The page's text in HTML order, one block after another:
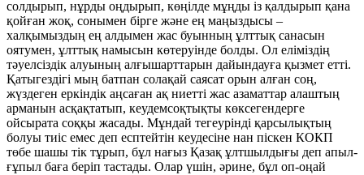
солдырып, нұрды оңдырып, көңілде мұңды із қалдырып қана
қойған жоқ, сонымен бірге және ең маңыздысы –
халқымыздың ең алдымен жас буынның ұлттық санасын
оятумен, ұлттық намысын көтеруінде болды. Ол еліміздің
тәуелсіздік алуының алғышарттарын дайындауға қызмет етті.
Қатыгездігі мың батпан солақай саясат орын алған соң,
жүздеген еркіндік аңсаған ақ ниетті жас азаматтар алаштың
арманын асқақтатып, кеудемсоқтықты көксегендерге
ойсырата соққы жасады. Мұндай тегеурінді қарсылықтың
болуы тиіс емес деп есптейтін кеудесіне нан піскен КОКП
төбе шашы тік тұрып, бұл нағыз Қазақ ұлтшылдығы деп апыл-
ғұпыл баға беріп тастады. Олар үшін, әрине, бұл оп-оңай